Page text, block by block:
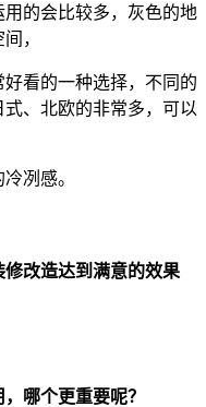
的会比较多，灰色的地
，
看的一种选择，不同的
、北欧的非常多，可以
冽感。
改造达到满意的效果
哪个更重要呢？